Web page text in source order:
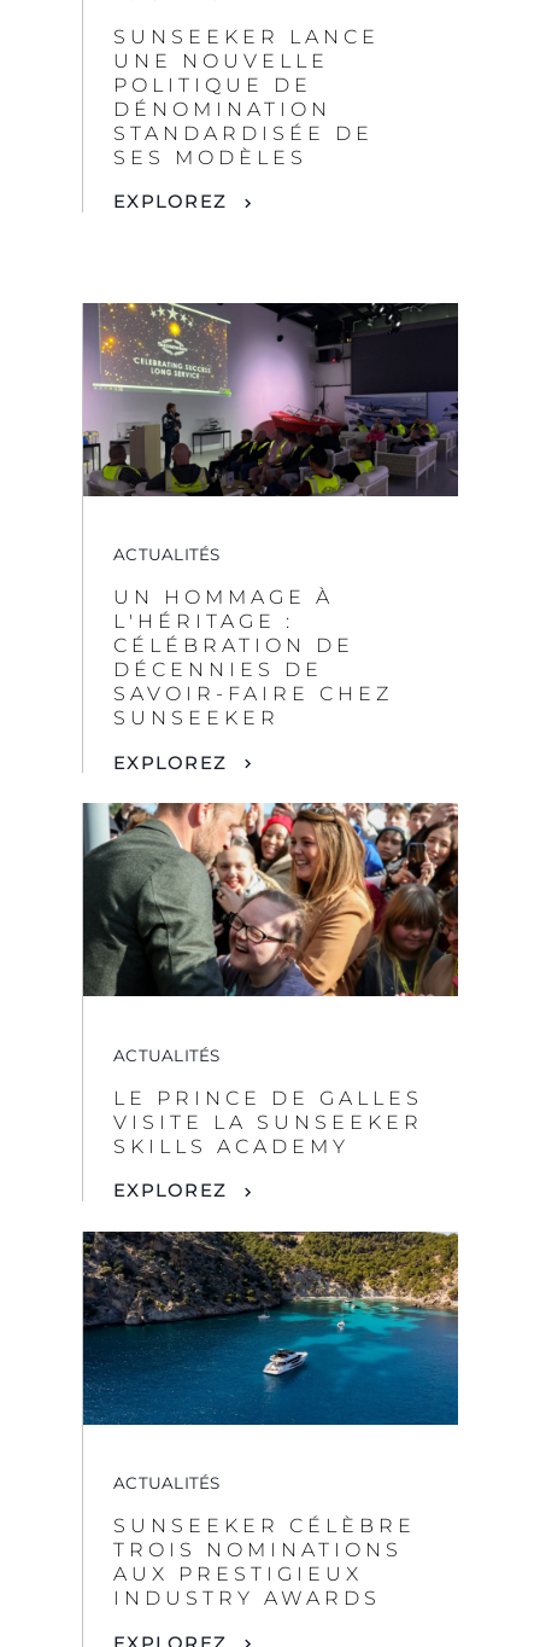
ACTUALITÉS
UN HOMMAGE À
L'HÉRITAGE :
CÉLÉBRATION DE
DÉCENNIES DE
ACTUALITÉS
LE PRINCE DE GALLES
VISITE LA SUNSEEKER
SKILLS ACADEMY
EXPLOREZ
ACTUALITÉS
SUNSEEKER CÉLÈBRE
TROIS NOMINATIONS
AUX PRESTIGIEUX
INDUSTRY AWARDS